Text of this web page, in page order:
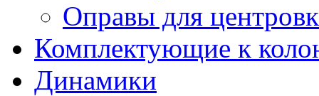
Оправы для
Комплектующие к
Динамики